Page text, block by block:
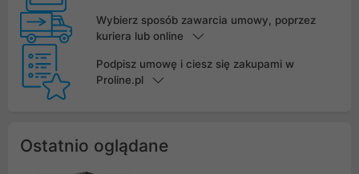
Wybierz sposób zawarcia umowy, poprzez
kuriera lub online
Podpisz umowę i ciesz się zakupami w
Proline.pl
Ostatnio oglądane